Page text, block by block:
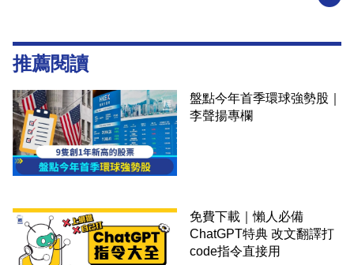
推薦閱讀
盤點今年首季環球強勢股｜
李聲揚專欄
免費下載｜懶人必備
ChatGPT特典 改文翻譯打
code指令直接用